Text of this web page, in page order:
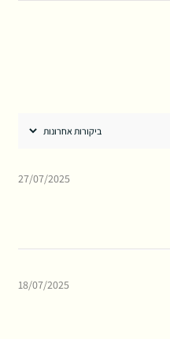
27/07/2025
18/07/2025